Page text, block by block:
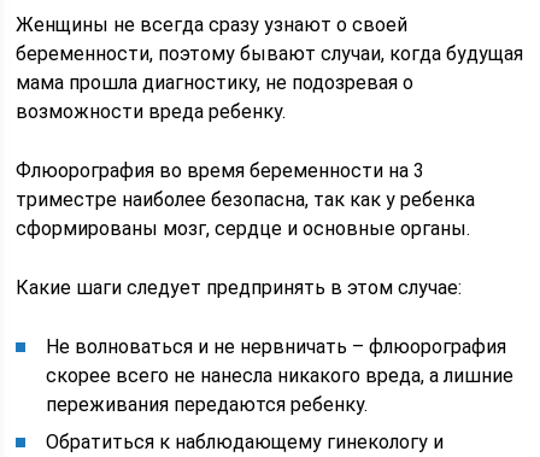
Женщины не всегда сразу узнают о своей
беременности, поэтому бывают случаи, когда будущая
мама прошла диагностику, не подозревая о
возможности вреда ребенку.
Флюорография во время беременности на 3
триместре наиболее безопасна, так как у ребенка
сформированы мозг, сердце и основные органы.
Какие шаги следует предпринять в этом случае:
Не волноваться и не нервничать – флюорография
скорее всего не нанесла никакого вреда, а лишние
переживания передаются ребенку.
Обратиться к наблюдающему гинекологу и